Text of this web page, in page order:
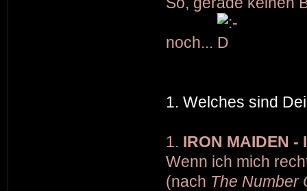
noch...
1. Welches sind
1. IRON MAIDEN -
Wenn ich mich
(nach The Number